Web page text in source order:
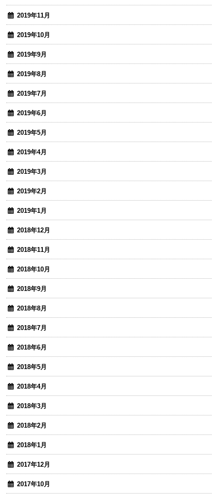
2019年11月
2019年10月
2019年9月
2019年8月
2019年7月
2019年6月
2019年5月
2019年4月
2019年3月
2019年2月
2019年1月
2018年12月
2018年11月
2018年10月
2018年9月
2018年8月
2018年7月
2018年6月
2018年5月
2018年4月
2018年3月
2018年2月
2018年1月
2017年12月
2017年10月